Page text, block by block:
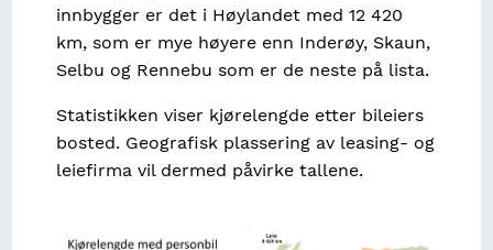
innbygger er det i Høylandet med 12 420
km, som er mye høyere enn Inderøy, Skaun,
Selbu og Rennebu som er de neste på lista.
Statistikken viser kjørelengde etter bileiers
bosted. Geografisk plassering av leasing- og
leiefirma vil dermed påvirke tallene.
Image